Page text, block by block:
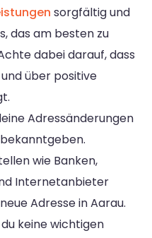
sorgfältig und
das am besten zu
dabei darauf, dass
über positive
Adressänderungen
wie Banken,
Internetanbieter
Adresse in Aarau.
keine wichtigen